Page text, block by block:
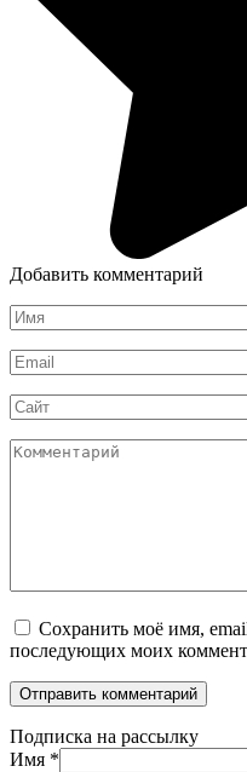
Добавить комментарий
Имя
*
Email
*
Сайт
Комментарий
Сохранить моё имя,
последующих моих
Подписка на рассылку
Имя *